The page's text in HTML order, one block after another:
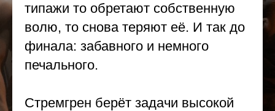
типажи то обретают собственную
волю, то снова теряют её. И так до
финала: забавного и немного
печального.
Стремгрен берёт задачи высокой